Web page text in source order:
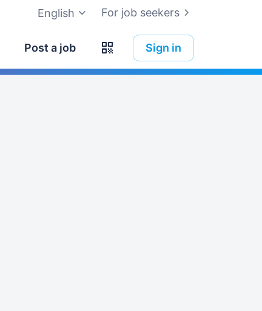
For job seekers
English
Post a job Sign in